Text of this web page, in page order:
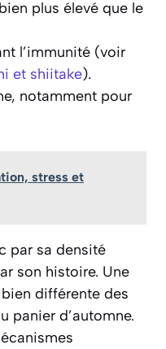
plus élevé que le
l’immunité (voir
et shiitake).
notamment pour
stress et
par sa densité
son histoire. Une
différente des
panier d’automne.